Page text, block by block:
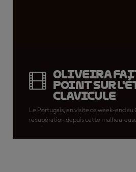
Oliveira
point sur
clavicule
Le Portugais, en visite ce week-end au
récupération depuis cette